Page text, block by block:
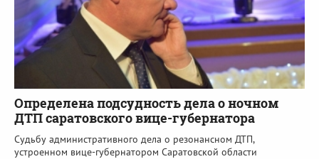
Определена подсудность дела о ночном
ДТП саратовского вице-губернатора
Судьбу административного дела о резонансном ДТП,
устроенном вице-губернатором Саратовской области